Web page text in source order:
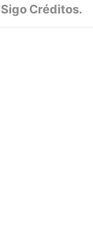
Sigo Créditos.